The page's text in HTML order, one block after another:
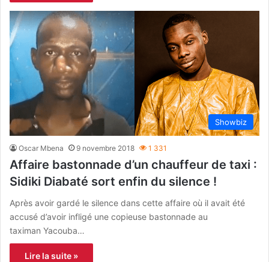
Showbiz
Oscar Mbena 9 novembre 2018 1 331
Affaire bastonnade d’un chauffeur de taxi :
Sidiki Diabaté sort enfin du silence !
Après avoir gardé le silence dans cette affaire où il avait été
accusé d’avoir infligé une copieuse bastonnade au
taximan Yacouba…
Lire la suite »